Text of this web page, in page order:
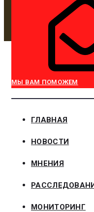
МЫ ВАМ ПОМОЖЕМ
ГЛАВНАЯ
НОВОСТИ
МНЕНИЯ
МОНИТОРИНГ